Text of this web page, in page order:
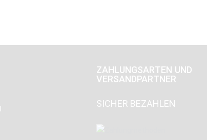
ZAHLUNGSARTEN UND
VERSANDPARTNER
SICHER BEZAHLEN